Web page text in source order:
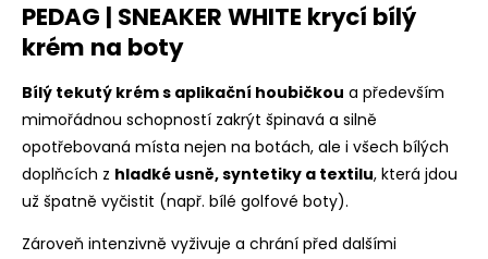
PEDAG | SNEAKER WHITE krycí bílý
krém na boty
Bílý tekutý krém s aplikační houbičkou a především
mimořádnou schopností zakrýt špinavá a silně
opotřebovaná místa nejen na botách, ale i všech bílých
doplňcích z hladké usně, syntetiky a textilu, která jdou
už špatně vyčistit (např. bílé golfové boty).
Zároveň intenzivně vyživuje a chrání před dalšími